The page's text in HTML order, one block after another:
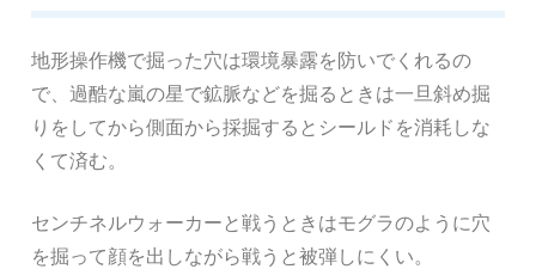
地形操作機で掘った穴は環境暴露を防いでくれるの
で、過酷な嵐の星で鉱脈などを掘るときは一旦斜め掘
りをしてから側面から採掘するとシールドを消耗しな
くて済む。
センチネルウォーカーと戦うときはモグラのように穴
を掘って顔を出しながら戦うと被弾しにくい。